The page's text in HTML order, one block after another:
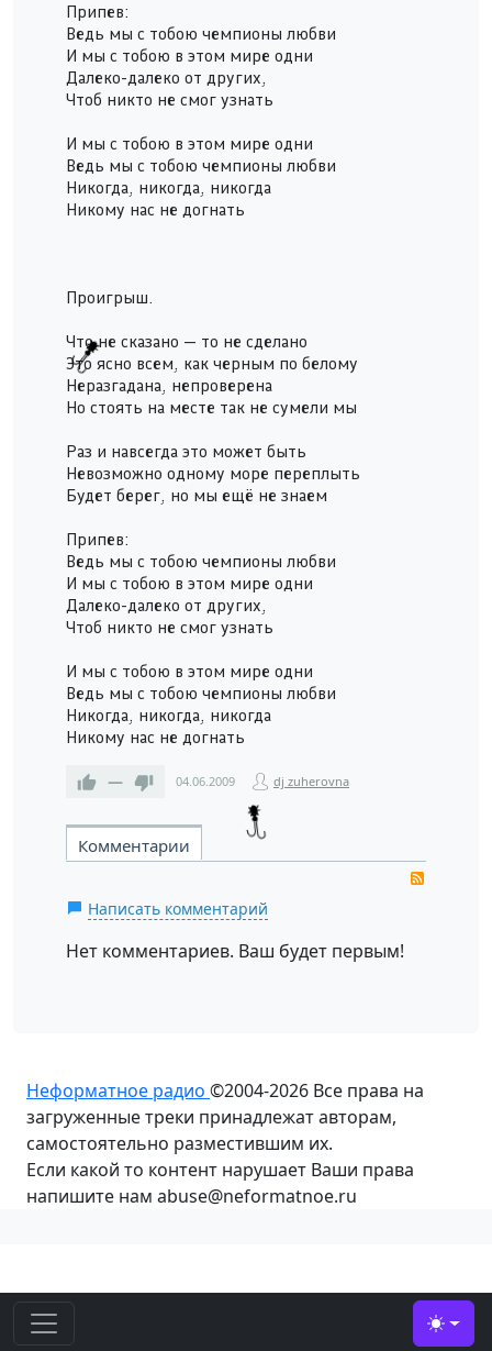
Припев:
Ведь мы с тобою чемпионы любви
И мы с тобою в этом мире одни
Далеко-далеко от других,
Чтоб никто не смог узнать
И мы с тобою в этом мире одни
Ведь мы с тобою чемпионы любви
Никогда, никогда, никогда
Никому нас не догнать
Проигрыш.
Что не сказано — то не сделано
Это ясно всем, как черным по белому
Неразгадана, непроверена
Но стоять на месте так не сумели мы
Раз и навсегда это может быть
Невозможно одному море переплыть
Будет берег, но мы ещё не знаем
Припев:
Ведь мы с тобою чемпионы любви
И мы с тобою в этом мире одни
Далеко-далеко от других,
Чтоб никто не смог узнать
И мы с тобою в этом мире одни
Ведь мы с тобою чемпионы любви
Никогда, никогда, никогда
Никому нас не догнать
— 04.06.2009 dj zuherovna
Комментарии
Написать комментарий
Нет комментариев. Ваш будет первым!
Неформатное радио ©2004-2026 Все права на
загруженные треки принадлежат авторам,
самостоятельно разместившим их.
Если какой то контент нарушает Ваши права
напишите нам abuse@neformatnoe.ru